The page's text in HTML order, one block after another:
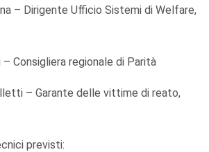
– Dirigente Ufficio Sistemi di Welfare,
– Consigliera regionale di Parità
– Garante delle vittime di reato,
previsti: